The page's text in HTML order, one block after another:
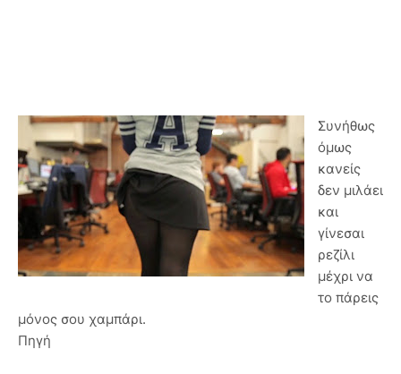
Συνήθως
όμως
κανείς
δεν μιλάει
και
γίνεσαι
ρεζίλι
μέχρι να
το πάρεις
μόνος σου χαμπάρι.
Πηγή